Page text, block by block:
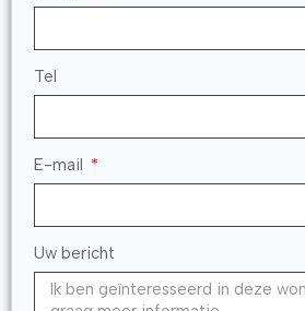
Tel
E-mail
Uw bericht